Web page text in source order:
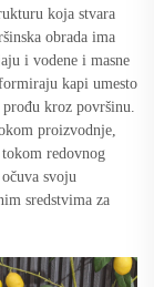
koja stvara
obrada ima
i vodene i masne
kapi umesto
kroz površinu.
proizvodnje,
redovnog
svoju
sredstvima za